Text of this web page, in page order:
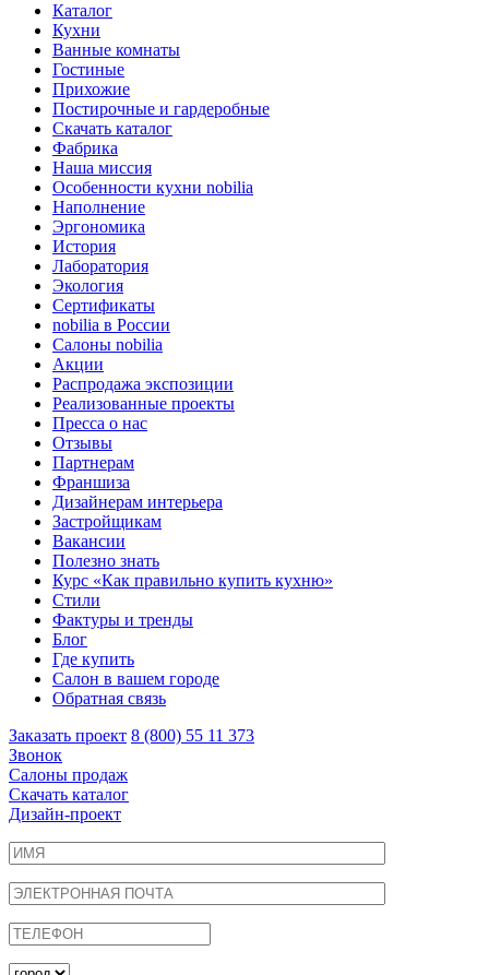
Каталог
Кухни
Ванные комнаты
Гостиные
Прихожие
Постирочные и гардеробные
Скачать каталог
Фабрика
Наша миссия
Особенности кухни nobilia
Наполнение
Эргономика
История
Лаборатория
Экология
Сертификаты
nobilia в России
Салоны nobilia
Акции
Распродажа экспозиции
Реализованные проекты
Пресса о нас
Отзывы
Партнерам
Франшиза
Дизайнерам интерьера
Застройщикам
Вакансии
Полезно знать
Курс «Как правильно купить кухню»
Cтили
Фактуры и тренды
Блог
Где купить
Салон в вашем городе
Обратная связь
Заказать проект 8 (800) 55 11 373
Звонок
Салоны продаж
Скачать каталог
Дизайн-проект